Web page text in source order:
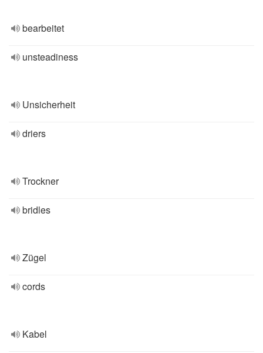
bearbeitet
unsteadiness
Unsicherheit
driers
Trockner
bridles
Zügel
cords
Kabel